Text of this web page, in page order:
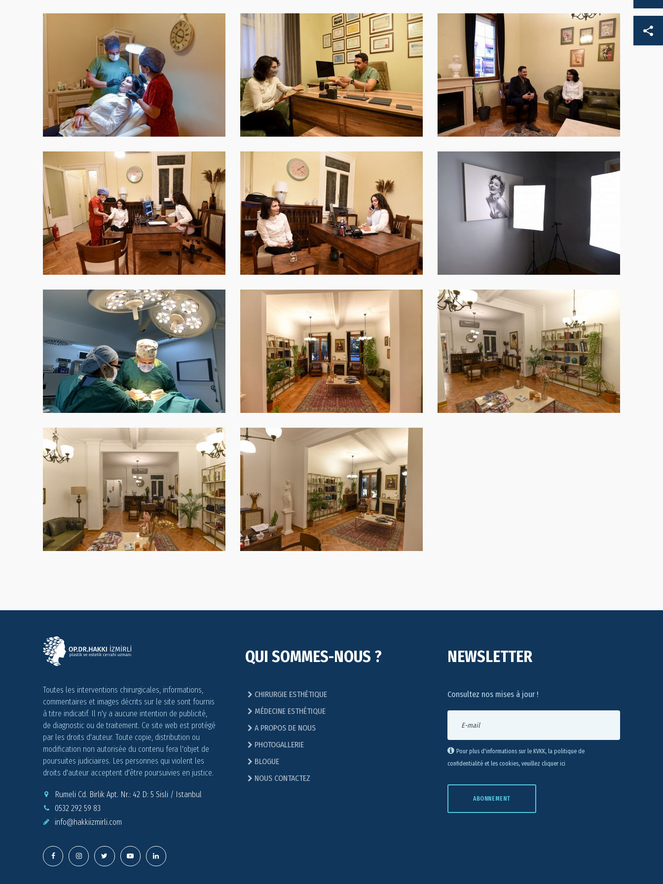
Toutes les interventions chirurgicales, informations,
commentaires et images décrits sur le site sont fournis
à titre indicatif. Il n'y a aucune intention de publicité,
de diagnostic ou de traitement. Ce site web est protégé
par les droits d'auteur. Toute copie, distribution ou
modification non autorisée du contenu fera l'objet de
poursuites judiciaires. Les personnes qui violent les
droits d'auteur acceptent d'être poursuivies en justice.
Rumeli Cd. Birlik Apt. Nr.: 42 D: 5 Sisli / Istanbul
0532 292 59 83
info@hakkiizmirli.com
QUI SOMMES-NOUS ?
CHIRURGIE ESTHÉTIQUE
MÉDECINE ESTHÉTIQUE
A PROPOS DE NOUS
PHOTOGALLERIE
BLOGUE
NOUS CONTACTEZ
NEWSLETTER
Consultez nos mises à jour !
Pour plus d'informations sur le KVKK, la politique de
confidentialité et les cookies, veuillez cliquer ici
ABONNEMENT